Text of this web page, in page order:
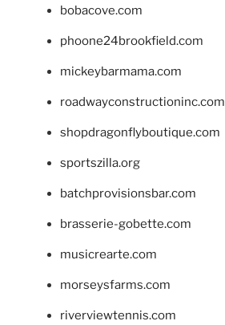
bobacove.com
phoone24brookfield.com
mickeybarmama.com
roadwayconstructioninc.com
shopdragonflyboutique.com
sportszilla.org
batchprovisionsbar.com
brasserie-gobette.com
musicrearte.com
morseysfarms.com
riverviewtennis.com